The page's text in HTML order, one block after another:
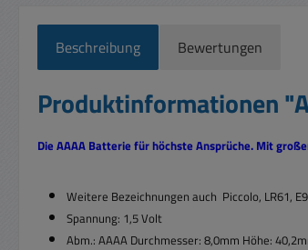
Beschreibung Bewertungen
Produktinformationen
Die AAAA Batterie für höchste Ansprüche. Mit
Weitere Bezeichnungen auch Piccolo, LR61,
Spannung: 1,5 Volt
Abm.: AAAA Durchmesser: 8,0mm Höhe: